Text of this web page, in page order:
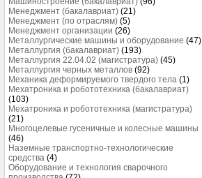
Менеджмент (бакалавриат) (21)
Менеджмент (по отраслям) (5)
Менеджмент организации (26)
Металлургические машины и оборудование (47)
Металлургия (бакалавриат) (193)
Металлургия 22.04.02 (магистратура) (45)
Металлургия черных металлов (92)
Механика деформируемого твердого тела (1)
Мехатроника и робототехника (бакалавриат)
(103)
Мехатроника и робототехника (магистратура)
(21)
Многоцелевые гусеничные и колесные машины
(46)
Наземные транспортно-технологические
средства (4)
Оборудование и технология сварочного